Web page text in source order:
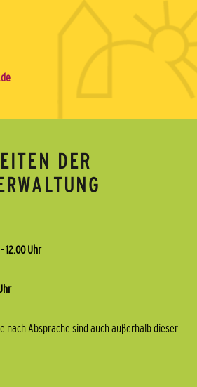
DER
12.00 Uhr
nach Absprache sind auch außerhalb dieser